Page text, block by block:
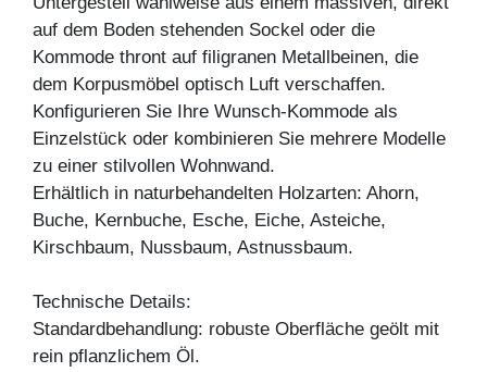
auf dem Boden stehenden Sockel oder die
Kommode thront auf filigranen Metallbeinen, die
dem Korpusmöbel optisch Luft verschaffen.
Konfigurieren Sie Ihre Wunsch-Kommode als
Einzelstück oder kombinieren Sie mehrere Modelle
zu einer stilvollen Wohnwand.
Erhältlich in naturbehandelten Holzarten: Ahorn,
Buche, Kernbuche, Esche, Eiche, Asteiche,
Kirschbaum, Nussbaum, Astnussbaum.
Technische Details:
Standardbehandlung: robuste Oberfläche geölt mit
rein pflanzlichem Öl.